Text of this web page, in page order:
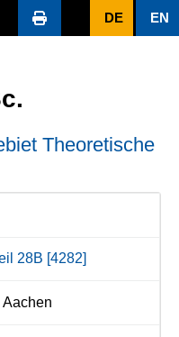
DE EN
Theoretische
28B [4282]
Aachen